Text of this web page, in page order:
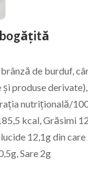
de burduf,
produse
nutrițională/
kcal, Grăsimi
12,1g din care
Sare 2g